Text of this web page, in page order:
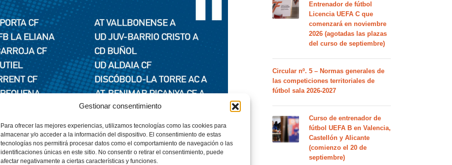
Gestionar consentimiento
Para ofrecer las mejores experiencias, utilizamos tecnologías como las cookies para
almacenar y/o acceder a la información del dispositivo. El consentimiento de estas
tecnologías nos permitirá procesar datos como el comportamiento de navegación o las
identificaciones únicas en este sitio. No consentir o retirar el consentimiento, puede
afectar negativamente a ciertas características y funciones.
Entrenador de fútbol
Licencia UEFA C que
comenzará en noviembre
2026 (agotadas las plazas
del curso de septiembre)
Circular nº. 5 – Normas generales de
las competiciones territoriales de
fútbol sala 2026-2027
Curso de entrenador de
fútbol UEFA B en Valencia,
Castellón y Alicante
(comienzo el 20 de
septiembre)